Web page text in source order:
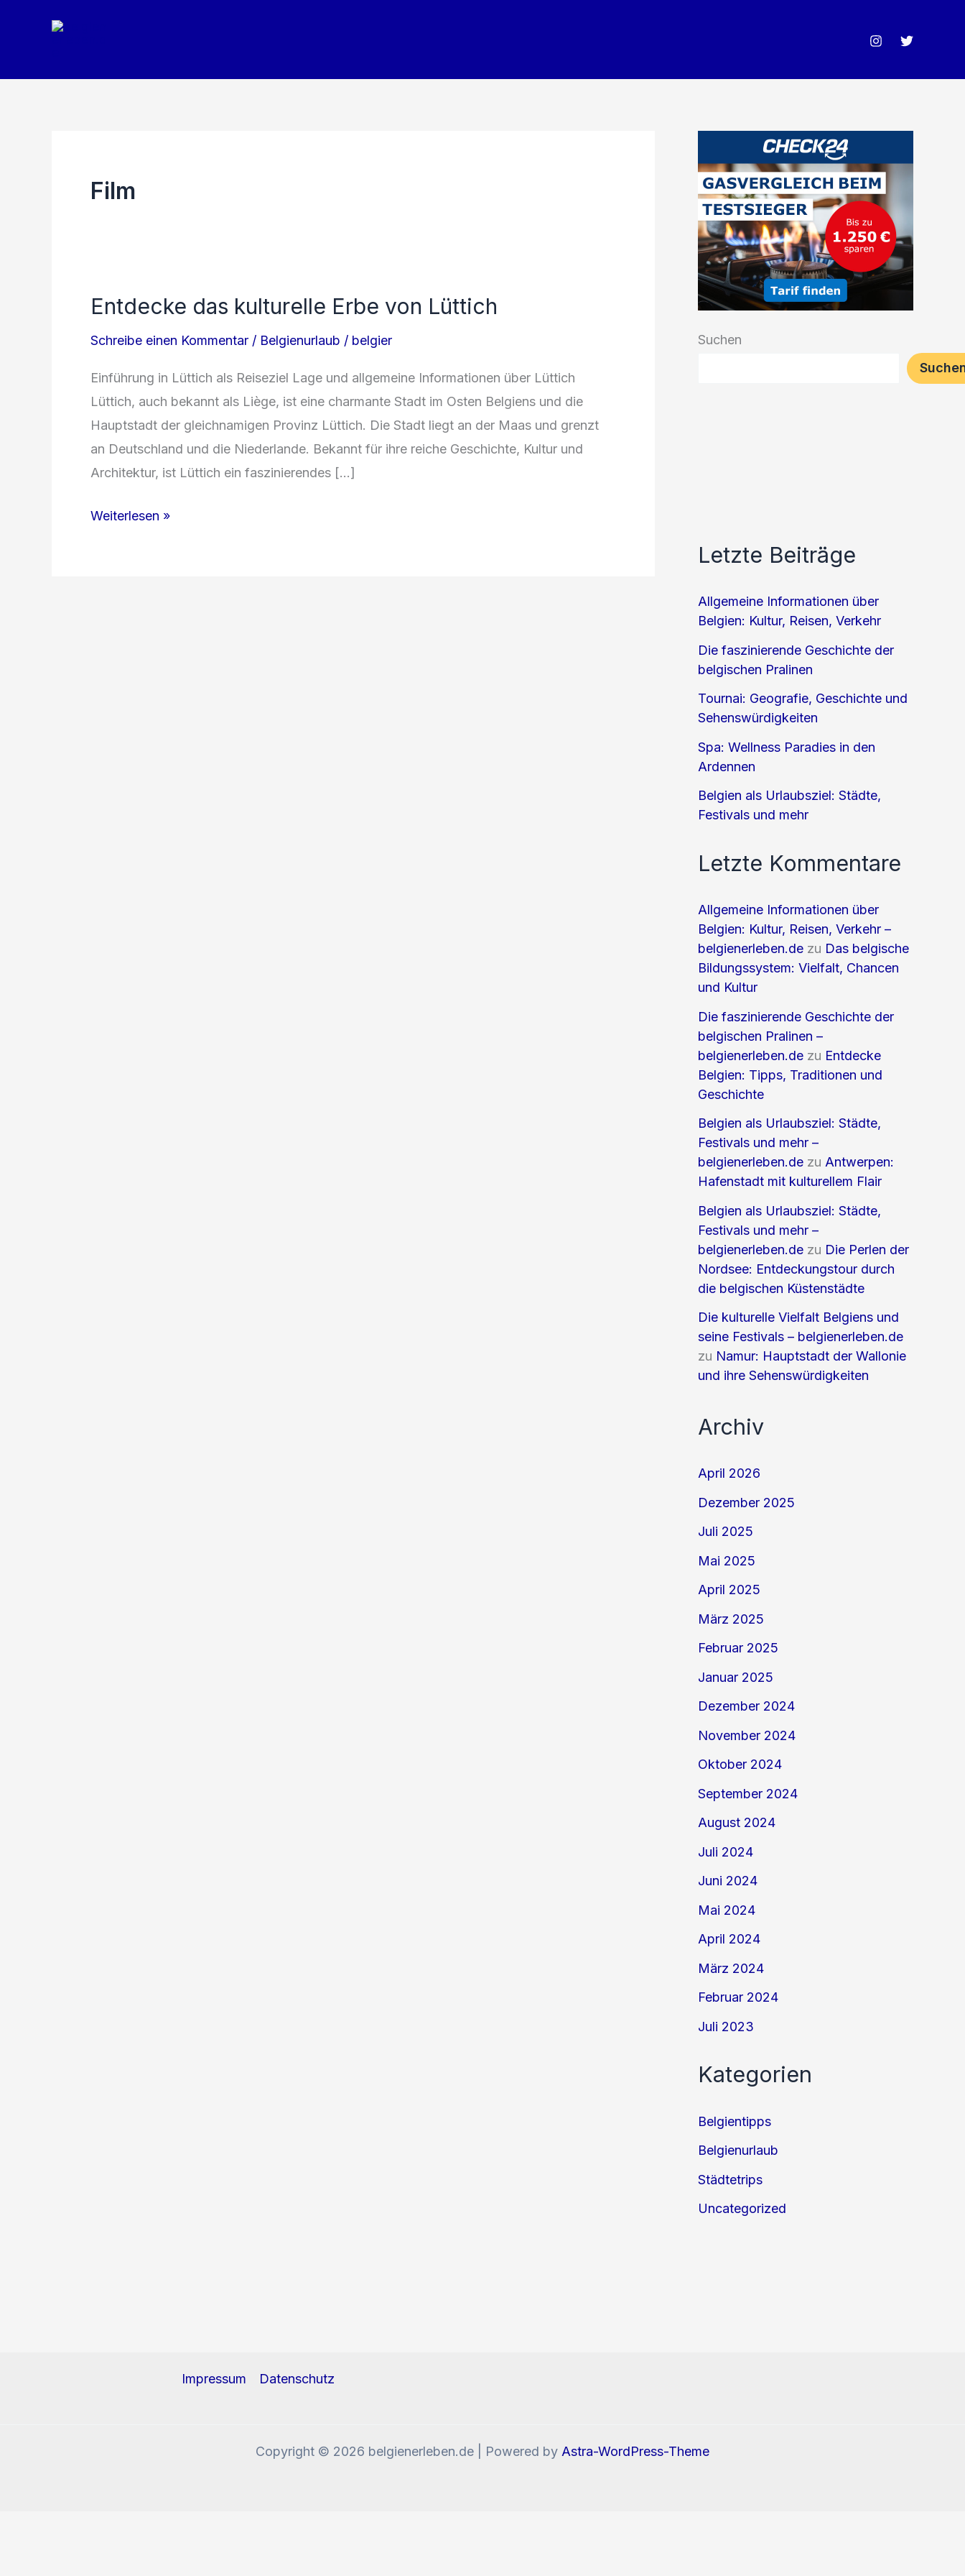
Film
Entdecke das kulturelle Erbe von Lüttich
Schreibe einen Kommentar / Belgienurlaub / belgier
Einführung in Lüttich als Reiseziel Lage und allgemeine Informationen über Lüttich
Lüttich, auch bekannt als Liège, ist eine charmante Stadt im Osten Belgiens und die
Hauptstadt der gleichnamigen Provinz Lüttich. Die Stadt liegt an der Maas und grenzt
an Deutschland und die Niederlande. Bekannt für ihre reiche Geschichte, Kultur und
Architektur, ist Lüttich ein faszinierendes […]
Entdecke
Weiterlesen »
Suchen
Letzte Beiträge
Allgemeine Informationen über
Belgien: Kultur, Reisen, Verkehr
Die faszinierende Geschichte der
belgischen Pralinen
Tournai: Geografie, Geschichte und
Sehenswürdigkeiten
Spa: Wellness Paradies in den
Ardennen
Belgien als Urlaubsziel: Städte,
Festivals und mehr
Letzte Kommentare
Allgemeine Informationen über
Belgien: Kultur, Reisen, Verkehr –
belgienerleben.de zu Das belgische
Bildungssystem: Vielfalt, Chancen
und Kultur
Die faszinierende Geschichte der
belgischen Pralinen –
belgienerleben.de zu Entdecke
Belgien: Tipps, Traditionen und
Geschichte
Belgien als Urlaubsziel: Städte,
Festivals und mehr –
belgienerleben.de zu Antwerpen:
Hafenstadt mit kulturellem Flair
Belgien als Urlaubsziel: Städte,
Festivals und mehr –
belgienerleben.de zu Die Perlen der
Nordsee: Entdeckungstour durch
die belgischen Küstenstädte
Die kulturelle Vielfalt Belgiens und
seine Festivals – belgienerleben.de
zu Namur: Hauptstadt der Wallonie
und ihre Sehenswürdigkeiten
Archiv
April 2026
Dezember 2025
Juli 2025
Mai 2025
April 2025
März 2025
Februar 2025
Januar 2025
Dezember 2024
November 2024
Oktober 2024
September 2024
August 2024
Juli 2024
Juni 2024
Mai 2024
April 2024
März 2024
Februar 2024
Juli 2023
Kategorien
Belgientipps
Belgienurlaub
Städtetrips
Uncategorized
Impressum Datenschutz
Copyright © 2026 belgienerleben.de | Powered by Astra-WordPress-Theme